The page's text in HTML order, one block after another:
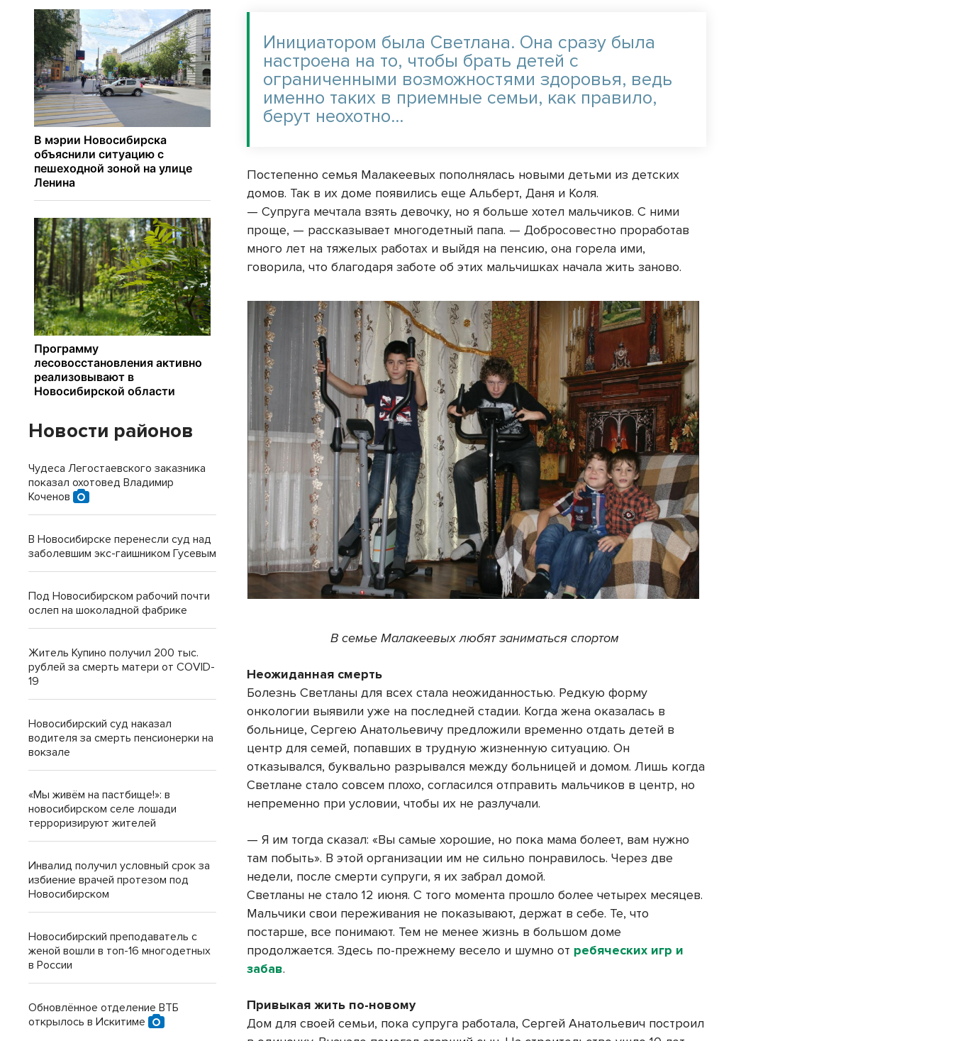
Инициатором была Светлана. Она сразу была
настроена на то, чтобы брать детей с
ограниченными возможностями здоровья, ведь
именно таких в приемные семьи, как правило,
берут неохотно…
Постепенно семья Малакеевых пополнялась новыми детьми из детских
домов. Так в их доме появились еще Альберт, Даня и Коля.
— Супруга мечтала взять девочку, но я больше хотел мальчиков. С ними
проще, — рассказывает многодетный папа. — Добросовестно проработав
много лет на тяжелых работах и выйдя на пенсию, она горела ими,
говорила, что благодаря заботе об этих мальчишках начала жить заново.
В семье Малакеевых любят заниматься спортом
Неожиданная смерть
Болезнь Светланы для всех стала неожиданностью. Редкую форму
онкологии выявили уже на последней стадии. Когда жена оказалась в
больнице, Сергею Анатольевичу предложили временно отдать детей в
центр для семей, попавших в трудную жизненную ситуацию. Он
отказывался, буквально разрывался между больницей и домом. Лишь когда
Светлане стало совсем плохо, согласился отправить мальчиков в центр, но
непременно при условии, чтобы их не разлучали.
— Я им тогда сказал: «Вы самые хорошие, но пока мама болеет, вам нужно
там побыть». В этой организации им не сильно понравилось. Через две
недели, после смерти супруги, я их забрал домой.
Светланы не стало 12 июня. С того момента прошло более четырех месяцев.
Мальчики свои переживания не показывают, держат в себе. Те, что
постарше, все понимают. Тем не менее жизнь в большом доме
продолжается. Здесь по-прежнему весело и шумно от ребяческих игр и
забав.
Привыкая жить по-новому
Дом для своей семьи, пока супруга работала, Сергей Анатольевич построил
Новости районов
Чудеса Легостаевского заказника
показал охотовед Владимир
Коченов
В Новосибирске перенесли суд над
заболевшим экс-гаишником Гусевым
Под Новосибирском рабочий почти
ослеп на шоколадной фабрике
Житель Купино получил 200 тыс.
рублей за смерть матери от COVID-
19
Новосибирский суд наказал
водителя за смерть пенсионерки на
вокзале
«Мы живём на пастбище!»: в
новосибирском селе лошади
терроризируют жителей
Инвалид получил условный срок за
избиение врачей протезом под
Новосибирском
Новосибирский преподаватель с
женой вошли в топ-16 многодетных
в России
Обновлённое отделение ВТБ
открылось в Искитиме